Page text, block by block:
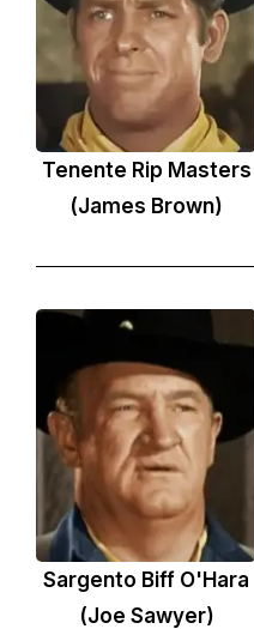
Tenente Rip Masters
(James Brown)
Sargento Biff O'Hara
(Joe Sawyer)